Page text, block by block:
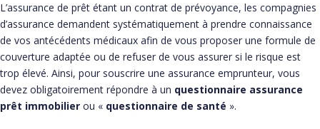
L’assurance de prêt étant un contrat de prévoyance, les compagnies
d’assurance demandent systématiquement à prendre connaissance
de vos antécédents médicaux afin de vous proposer une formule de
couverture adaptée ou de refuser de vous assurer si le risque est
trop élevé. Ainsi, pour souscrire une assurance emprunteur, vous
devez obligatoirement répondre à un questionnaire assurance
prêt immobilier ou « questionnaire de santé ».